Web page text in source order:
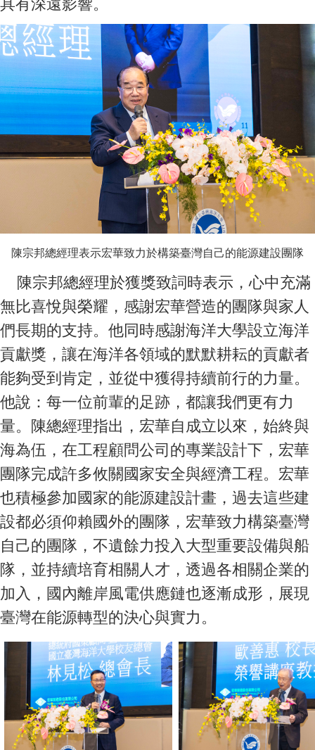
具有深遠影響。
陳宗邦總經理表示宏華致力於構築臺灣自己的能源建設團隊
陳宗邦總經理於獲獎致詞時表示，心中充滿
無比喜悅與榮耀，感謝宏華營造的團隊與家人
們長期的支持。他同時感謝海洋大學設立海洋
貢獻獎，讓在海洋各領域的默默耕耘的貢獻者
能夠受到肯定，並從中獲得持續前行的力量。
他說：每一位前輩的足跡，都讓我們更有力
量。陳總經理指出，宏華自成立以來，始終與
海為伍，在工程顧問公司的專業設計下，宏華
團隊完成許多攸關國家安全與經濟工程。宏華
也積極參加國家的能源建設計畫，過去這些建
設都必須仰賴國外的團隊，宏華致力構築臺灣
自己的團隊，不遺餘力投入大型重要設備與船
隊，並持續培育相關人才，透過各相關企業的
加入，國內離岸風電供應鏈也逐漸成形，展現
臺灣在能源轉型的決心與實力。